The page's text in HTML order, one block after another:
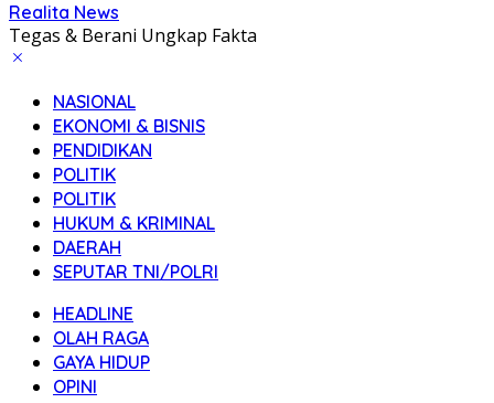
Realita News
Tegas & Berani Ungkap Fakta
NASIONAL
EKONOMI & BISNIS
PENDIDIKAN
POLITIK
POLITIK
HUKUM & KRIMINAL
DAERAH
SEPUTAR TNI/POLRI
HEADLINE
OLAH RAGA
GAYA HIDUP
OPINI